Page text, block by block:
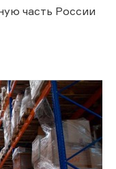
часть России